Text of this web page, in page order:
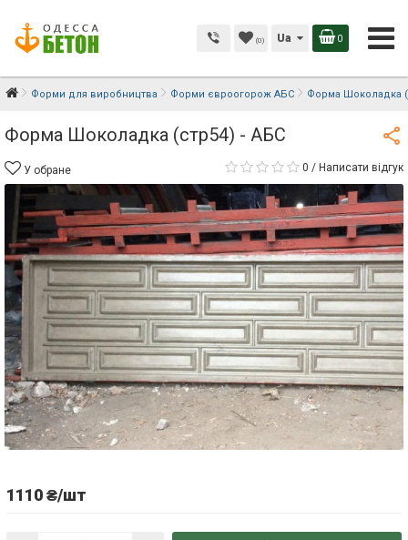
(0) Ua 0
Форми для виробництва Форми євроогорож АБС Форма Шоколадка
Форма Шоколадка (стр54) - АБС
У обране 0 / Написати відгук
1110 ₴/шт